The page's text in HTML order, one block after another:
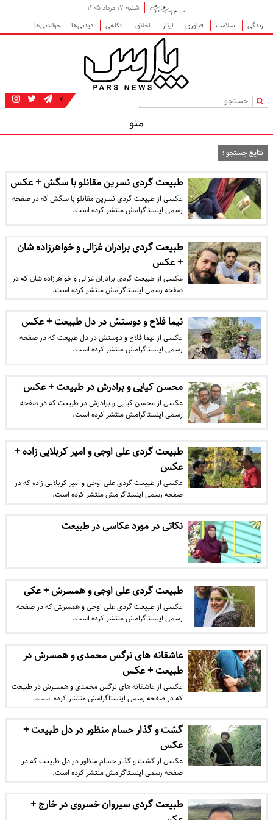
شنبه ۱۷ مرداد ۱۴۰۵
زندگی
سلامت فناوری ایثار اخلاق فکاهی دیدنی‌ها خواندنی‌ها
|
منو
نتایج جستجو :
طبیعت گردی نسرین مقانلو با سگش + عکس
عکسی از طبیعت گردی نسرین مقانلو با سگش که در صفحه
رسمی اینستاگرامش منتشر کرده است.
طبیعت گردی برادران غزالی و خواهرزاده شان
+ عکس
عکسی از طبیعت گردی برادران غزالی و خواهرزاده شان که در
صفحه رسمی اینستاگرامش منتشر کرده است.
نیما فلاح و دوستش در دل طبیعت + عکس
عکسی از نیما فلاح و دوستش در دل طبیعت که در صفحه
رسمی اینستاگرامش منتشر کرده است.
محسن کیایی و برادرش در طبیعت + عکس
عکسی از محسن کیایی و برادرش در طبیعت که در صفحه
رسمی اینستاگرامش منتشر کرده است.
طبیعت گردی علی اوجی و امیر کربلایی زاده +
عکس
عکسی از طبیعت گردی علی اوجی و امیر کربلایی زاده که در
صفحه رسمی اینستاگرامش منتشر کرده است.
نکاتی در مورد عکاسی در طبیعت
طبیعت گردی علی اوجی و همسرش + عکی
عکسی از طبیعت گردی علی اوجی و همسرش که در صفحه
رسمی اینستاگرامش منتشر کرده است.
عاشقانه های نرگس محمدی و همسرش در
طبیعت + عکس
عکسی از عاشقانه های نرگس محمدی و همسرش در طبیعت
که در صفحه رسمی اینستاگرامش منتشر کرده است.
گشت و گذار حسام منظور در دل طبیعت +
عکس
عکسی از گشت و گذار حسام منظور در دل طبیعت که در
صفحه رسمی اینستاگرامش منتشر کرده است.
طبیعت گردی سیروان خسروی در خارج +